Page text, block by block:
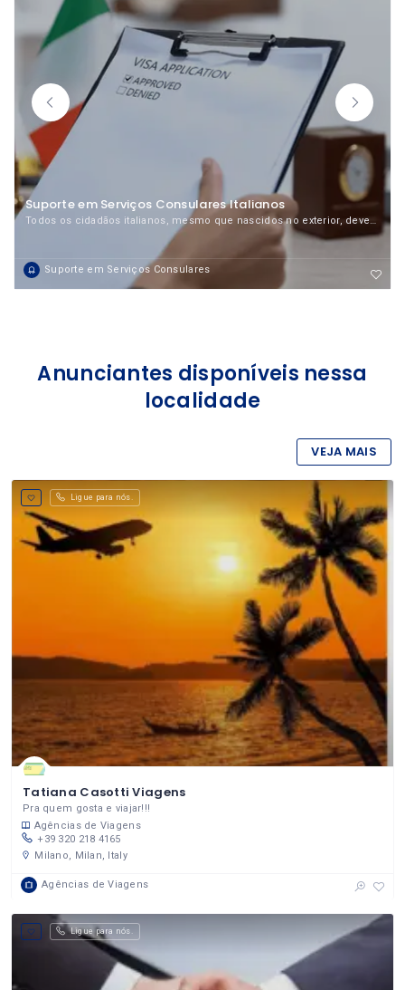
Suporte em Serviços Consulares Italianos
Todos os cidadãos italianos, mesmo que nascidos no exterior, devem ser registrados no cartório de um município italiano
Suporte em Serviços Consulares
Anunciantes disponíveis nessa
localidade
VEJA MAIS
Ligue para nós.
Tatiana Casotti Viagens
Pra quem gosta e viajar!!!
Agências de Viagens
+39 320 218 4165
Milano, Milan, Italy
Agências de Viagens
Ligue para nós.